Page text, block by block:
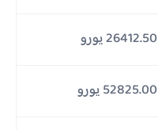
26412.50 يورو
52825.00 يورو